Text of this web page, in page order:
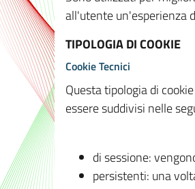
all'utente un'esperienza
TIPOLOGIA DI COOKIE
Cookie Tecnici
Questa tipologia di
essere suddivisi nelle
di sessione:
persistenti: una